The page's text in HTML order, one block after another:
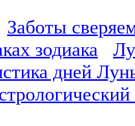
Заботы
зодиака
дней